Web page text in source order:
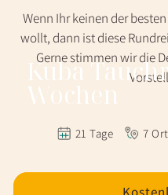
Wenn Ihr keinen der
wollt, dann ist diese
Gerne stimmen wir die
Kuba
Wochen
21 Tage 7